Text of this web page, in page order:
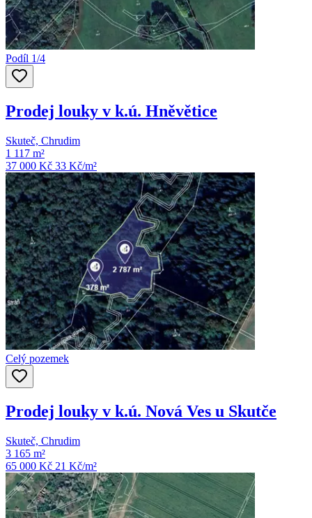
Podíl 1/4
Prodej louky v k.ú. Hněvětice
Skuteč, Chrudim
1 117 m²
37 000 Kč 33 Kč/m²
Celý pozemek
Prodej louky v k.ú. Nová Ves u Skutče
Skuteč, Chrudim
3 165 m²
65 000 Kč 21 Kč/m²